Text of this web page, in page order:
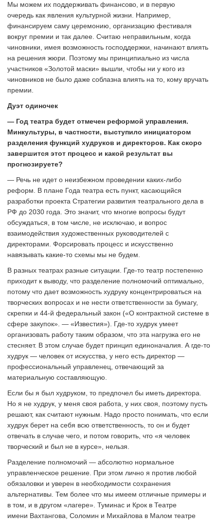
Мы можем их поддерживать финансово, и в первую
очередь как явления культурной жизни. Например,
финансируем саму церемонию, организацию фестиваля
вокруг премии и так далее. Считаю неправильным, когда
чиновники, имея возможность господдержки, начинают влиять
на решения жюри. Поэтому мы принципиально из числа
участников «Золотой маски» вышли, чтобы ни у кого из
чиновников не было даже соблазна влиять на то, кому вручать
премии.
Дуэт одиночек
— Год театра будет отмечен реформой управления.
Минкультуры, в частности, выступило инициатором
разделения функций худруков и директоров. Как скоро
завершится этот процесс и какой результат вы
прогнозируете?
— Речь не идет о неизбежном проведении каких-либо
реформ. В плане Года театра есть пункт, касающийся
разработки проекта Стратегии развития театрального дела в
РФ до 2030 года. Это значит, что многие вопросы будут
обсуждаться, в том числе, не исключаю, и вопрос
взаимодействия художественных руководителей с
директорами. Форсировать процесс и искусственно
навязывать какие-то схемы мы не будем.
В разных театрах разные ситуации. Где-то театр постепенно
приходит к выводу, что разделение полномочий оптимально,
потому что дает возможность худруку концентрироваться на
творческих вопросах и не нести ответственности за бумагу,
скрепки и 44-й федеральный закон («О контрактной системе в
сфере закупок». — «Известия»). Где-то худрук умеет
организовать работу таким образом, что эта нагрузка его не
стесняет. В этом случае будет принцип единоначалия. А где-то
худрук — человек от искусства, у него есть директор —
профессиональный управленец, отвечающий за
материальную составляющую.
Если бы я был худруком, то предпочел бы иметь директора.
Но я не худрук, у меня своя работа, у них своя, поэтому пусть
решают, как считают нужным. Надо просто понимать, что если
худрук берет на себя всю ответственность, то он и будет
отвечать в случае чего, и потом говорить, что «я человек
творческий и был не в курсе», нельзя.
Разделение полномочий — абсолютно нормальное
управленческое решение. При этом лично я против любой
обязаловки и уверен в необходимости сохранения
альтернативы. Тем более что мы имеем отличные примеры и
в том, и в другом «лагере». Туминас и Крок в Театре
имени Вахтангова, Соломин и Михайлова в Малом театре